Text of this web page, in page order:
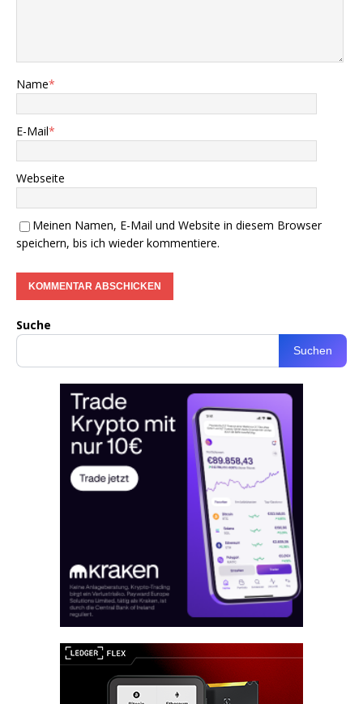
Name*
E-Mail*
Webseite
Meinen Namen, E-Mail und Website in diesem Browser
speichern, bis ich wieder kommentiere.
Suche
Suchen